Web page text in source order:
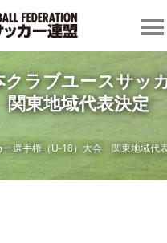
クラブユースサッ
東地域代表決定
ー選手権（U-18）大会 関東地域代